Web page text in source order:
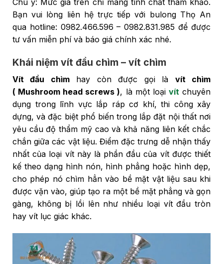
Chú ý: Mức giá trên chỉ mang tính chất tham khảo.
Bạn vui lòng liên hệ trực tiếp với bulong Thọ An
qua hotline: 0982.466.596 – 0982.831.985 để được
tư vấn miễn phí và báo giá chính xác nhé.
Khái niệm vít đầu chìm – vít chìm
Vít đầu chìmhay còn được gọi là vít chìm
( Mushroom head screws ), là một loại vít chuyên
dụng trong lĩnh vực lắp ráp cơ khí, thi công xây
dựng, và đặc biệt phổ biến trong lắp đặt nội thất nơi
yêu cầu độ thẩm mỹ cao và khả năng liên kết chắc
chắn giữa các vật liệu. Điểm đặc trưng dễ nhận thấy
nhất của loại vít này là phần đầu của vít được thiết
kế theo dạng hình nón, hình phẳng hoặc hình dẹp,
cho phép nó chìm hẳn vào bề mặt vật liệu sau khi
được vặn vào, giúp tạo ra một bề mặt phẳng và gọn
gàng, không bị lồi lên như nhiều loại vít đầu tròn
hay vít lục giác khác.